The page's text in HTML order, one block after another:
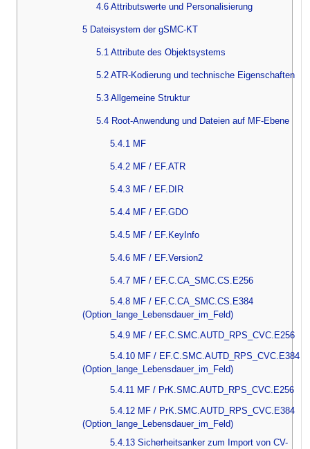
4.6 Attributswerte und Personalisierung
5 Dateisystem der gSMC-KT
5.1 Attribute des Objektsystems
5.2 ATR-Kodierung und technische Eigenschaften
5.3 Allgemeine Struktur
5.4 Root-Anwendung und Dateien auf MF-Ebene
5.4.1 MF
5.4.2 MF / EF.ATR
5.4.3 MF / EF.DIR
5.4.4 MF / EF.GDO
5.4.5 MF / EF.KeyInfo
5.4.6 MF / EF.Version2
5.4.7 MF / EF.C.CA_SMC.CS.E256
5.4.8 MF / EF.C.CA_SMC.CS.E384
(Option_lange_Lebensdauer_im_Feld)
5.4.9 MF / EF.C.SMC.AUTD_RPS_CVC.E256
5.4.10 MF / EF.C.SMC.AUTD_RPS_CVC.E384
(Option_lange_Lebensdauer_im_Feld)
5.4.11 MF / PrK.SMC.AUTD_RPS_CVC.E256
5.4.12 MF / PrK.SMC.AUTD_RPS_CVC.E384
(Option_lange_Lebensdauer_im_Feld)
5.4.13 Sicherheitsanker zum Import von CV-